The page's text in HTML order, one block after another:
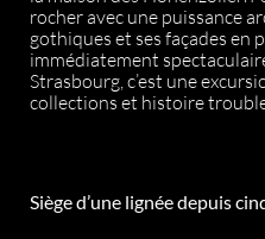
rocher avec une puissance
gothiques et ses façades en
immédiatement
Strasbourg, c’est une
collections et histoire
Siège d’une lignée depuis